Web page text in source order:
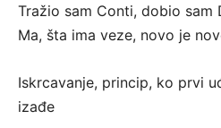
Tražio sam Conti, dobio sam
Ma, šta ima veze, novo je
Iskrcavanje, princip, ko prvi
izađe